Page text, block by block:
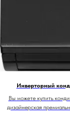
Инверторный
Вы можете купить
дизайнерская